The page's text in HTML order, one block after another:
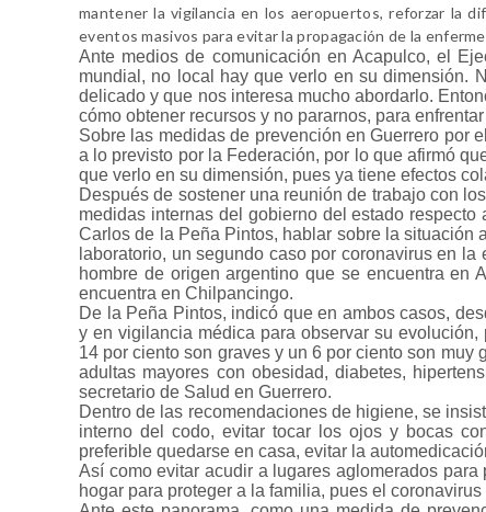
mantener la vigilancia en los aeropuertos, reforzar la
eventos masivos para evitar la propagación de la
Ante medios de comunicación en Acapulco, el
mundial, no local hay que verlo en su dimensión.
delicado y que nos interesa mucho abordarlo.
cómo obtener recursos y no pararnos, para
Sobre las medidas de prevención en Guerrero por
a lo previsto por la Federación, por lo que afirmó
que verlo en su dimensión, pues ya tiene efectos
Después de sostener una reunión de trabajo con
medidas internas del gobierno del estado
Carlos de la Peña Pintos, hablar sobre la situación
laboratorio, un segundo caso por coronavirus en
hombre de origen argentino que se encuentra en
encuentra en Chilpancingo.
De la Peña Pintos, indicó que en ambos casos,
y en vigilancia médica para observar su
14 por ciento son graves y un 6 por ciento son
adultas mayores con obesidad, diabetes,
secretario de Salud en Guerrero.
Dentro de las recomendaciones de higiene, se
interno del codo, evitar tocar los ojos y bocas
preferible quedarse en casa, evitar la
Así como evitar acudir a lugares aglomerados
hogar para proteger a la familia, pues el